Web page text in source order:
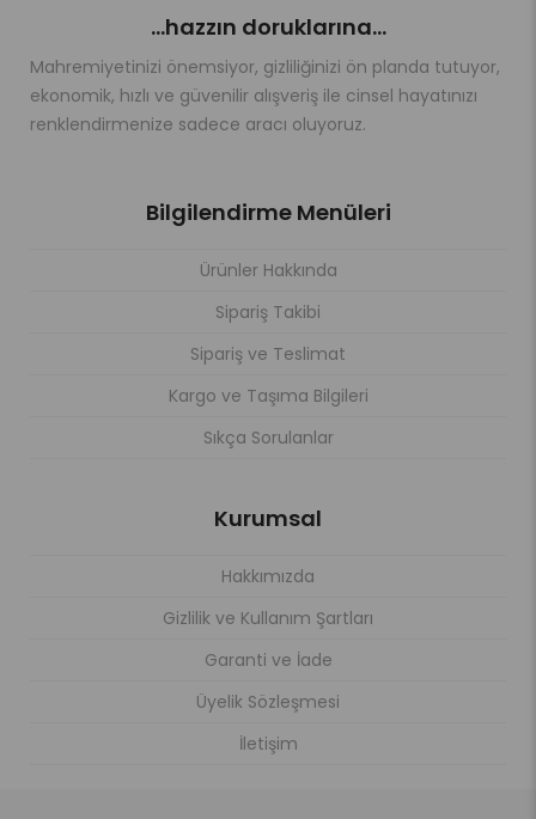
...hazzın doruklarına...
Mahremiyetinizi önemsiyor, gizliliğinizi ön planda tutuyor,
ekonomik, hızlı ve güvenilir alışveriş ile cinsel hayatınızı
renklendirmenize sadece aracı oluyoruz.
Bilgilendirme Menüleri
Ürünler Hakkında
Sipariş Takibi
Sipariş ve Teslimat
Kargo ve Taşıma Bilgileri
Sıkça Sorulanlar
Kurumsal
Hakkımızda
Gizlilik ve Kullanım Şartları
Garanti ve İade
Üyelik Sözleşmesi
İletişim